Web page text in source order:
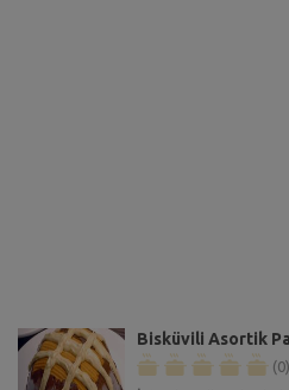
Bisküvili Asortik
(0)